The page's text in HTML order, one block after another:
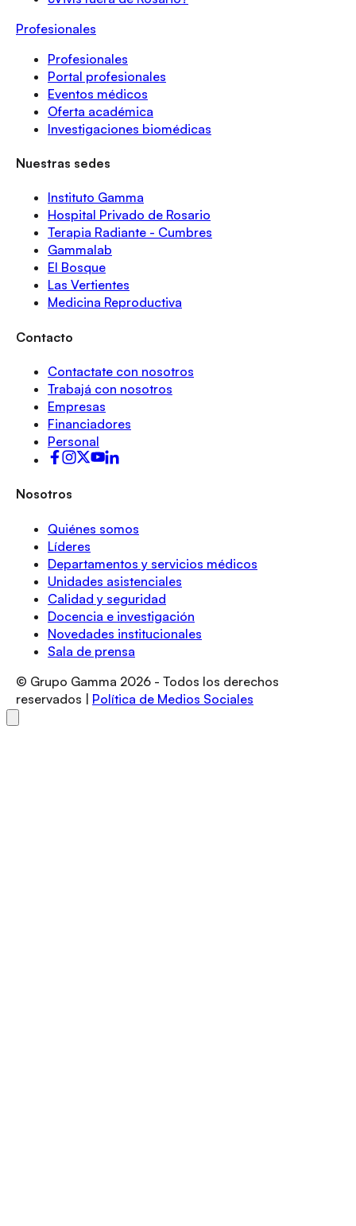
Profesionales
Profesionales
Portal profesionales
Eventos médicos
Oferta académica
Investigaciones biomédicas
Nuestras sedes
Instituto Gamma
Hospital Privado de Rosario
Terapia Radiante - Cumbres
Gammalab
El Bosque
Las Vertientes
Medicina Reproductiva
Contacto
Contactate con nosotros
Trabajá con nosotros
Empresas
Financiadores
Personal
Nosotros
Quiénes somos
Líderes
Departamentos y servicios médicos
Unidades asistenciales
Calidad y seguridad
Docencia e investigación
Novedades institucionales
Sala de prensa
© Grupo Gamma 2026 - Todos los derechos
reservados | Política de Medios Sociales